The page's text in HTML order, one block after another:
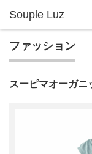
ファッション
スーピマオーガニ